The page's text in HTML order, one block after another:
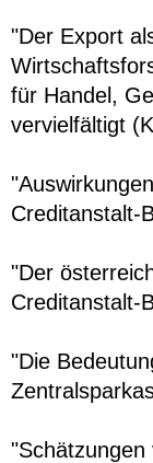
"Der Export
für Handel,
vervielfältigt
Creditanstalt-
"Der
Creditanstalt-
"Die